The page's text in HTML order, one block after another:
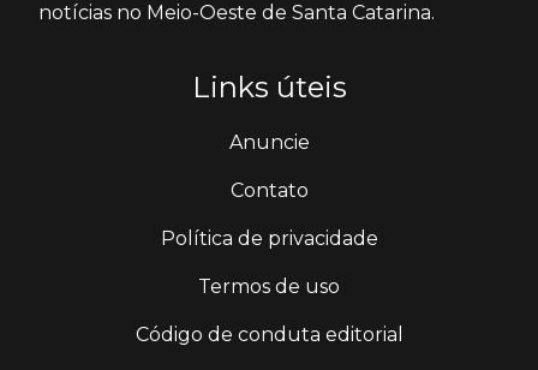
notícias no Meio-Oeste de Santa Catarina.
Links úteis
Anuncie
Contato
Política de privacidade
Termos de uso
Código de conduta editorial